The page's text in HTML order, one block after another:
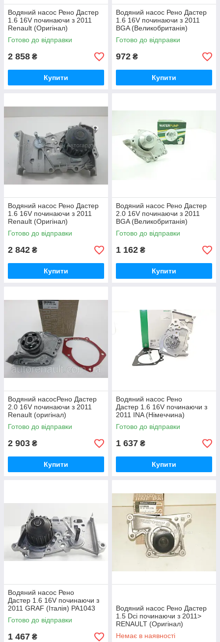
Водяний насос Рено Дастер
1.6 16V починаючи з 2011
Renault (Оригінал)
210100753R
Готово до відправки
2 858 ₴
Купити
Водяний насос Рено Дастер
1.6 16V починаючи з 2011
BGA (Великобританія)
CP3282
Готово до відправки
972 ₴
Купити
Водяний насос Рено Дастер
1.6 16V починаючи з 2011
Renault (Оригінал)
210105707R
Готово до відправки
2 842 ₴
Купити
Водяний насос Рено Дастер
2.0 16V починаючи з 2011
BGA (Великобританія)
CP3336
Готово до відправки
1 162 ₴
Купити
Водяний насосРено Дастер
2.0 16V починаючи з 2011
Renault (оригінал)
7701479043
Готово до відправки
2 903 ₴
Купити
Водяний насос Рено
Дастер 1.6 16V починаючи з
2011 INA (Німеччина)
538037510
Готово до відправки
1 637 ₴
Купити
Водяний насос Рено
Дастер 1.6 16V починаючи з
2011 GRAF (Італія) PA1043
Готово до відправки
1 467 ₴
Водяний насос Рено Дастер
1.5 Dci починаючи з 2011>
RENAULT (Оригінал)
210107477R
Немає в наявності